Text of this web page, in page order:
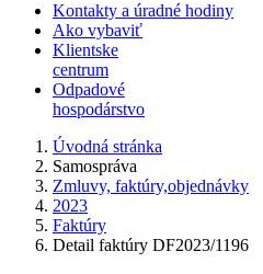
Kontakty a úradné hodiny
Ako vybaviť
Klientske
centrum
Odpadové
hospodárstvo
Úvodná stránka
Samospráva
Zmluvy, faktúry,objednávky
2023
Faktúry
Detail faktúry DF2023/1196